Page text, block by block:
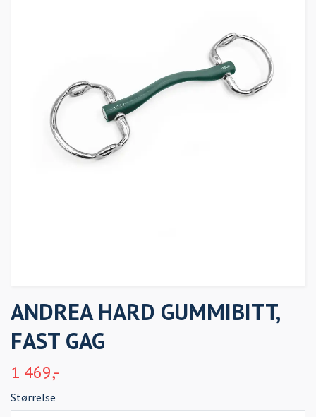
ANDREA HARD GUMMIBITT,
FAST GAG
1 469,-
Størrelse